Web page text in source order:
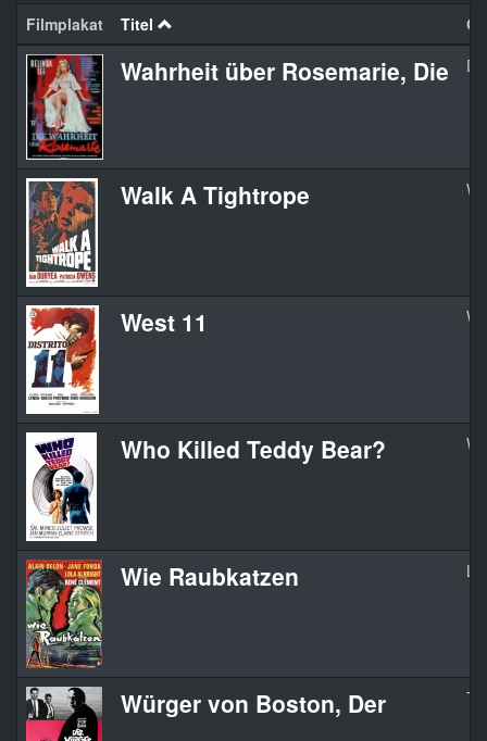
Filmplakat Titel
Wahrheit über Rosemarie, Die
Walk A Tightrope
West 11
Who Killed Teddy Bear?
Wie Raubkatzen
Würger von Boston, Der